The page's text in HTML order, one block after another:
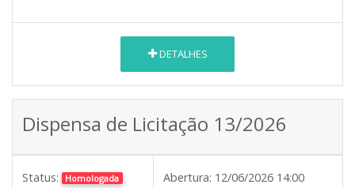
DETALHES
Dispensa de Licitação 13/2026
Status: Homologada Abertura: 12/06/2026 14:00